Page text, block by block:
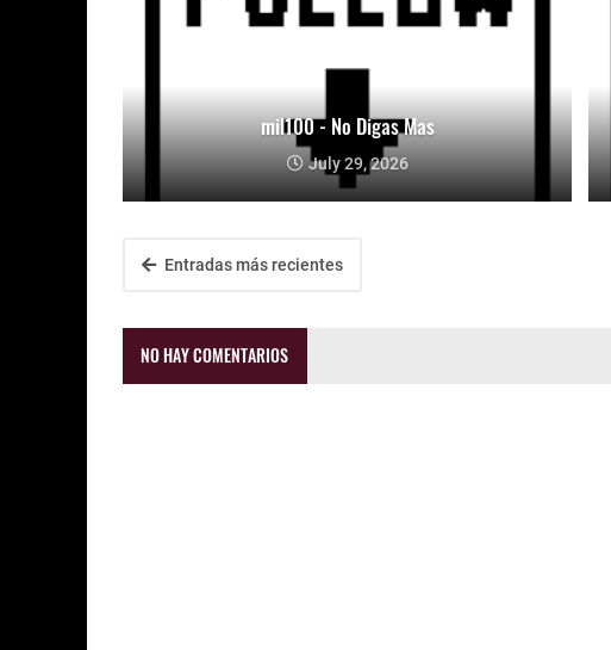
mil100 - No Digas Mas
July 29, 2026
Entradas más recientes
NO HAY COMENTARIOS